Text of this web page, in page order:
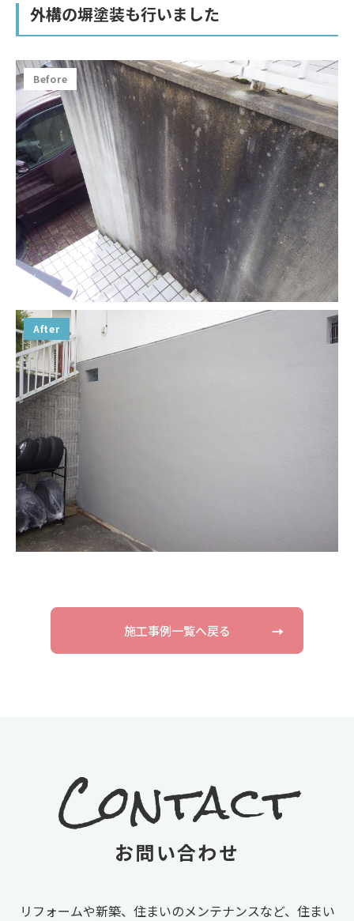
外構の塀塗装も行いました
Before
After
施工事例一覧へ戻る →
Contact
お問い合わせ
リフォームや新築、住まいのメンテナンスなど、住まい